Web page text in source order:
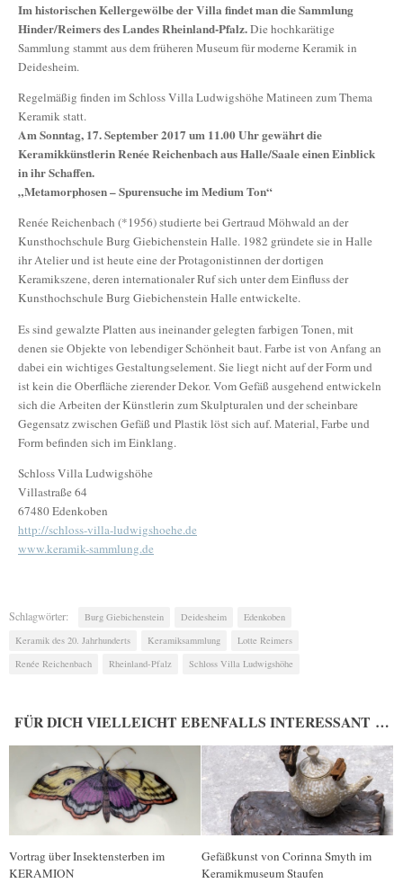
Im historischen Kellergewölbe der Villa findet man die Sammlung
Hinder/Reimers des Landes Rheinland-Pfalz.Die hochkarätige
Sammlung stammt aus dem früheren Museum für moderne Keramik in
Deidesheim.
Regelmäßig finden im Schloss Villa Ludwigshöhe Matineen zum Thema
Keramik statt.
Am Sonntag, 17. September 2017 um 11.00 Uhr gewährt die
Keramikkünstlerin Renée Reichenbach aus Halle/Saale einen Einblick
in ihr Schaffen.
„Metamorphosen – Spurensuche im Medium Ton“
Renée Reichenbach (*1956) studierte bei Gertraud Möhwald an der
Kunsthochschule Burg Giebichenstein Halle. 1982 gründete sie in Halle
ihr Atelier und ist heute eine der Protagonistinnen der dortigen
Keramikszene, deren internationaler Ruf sich unter dem Einfluss der
Kunsthochschule Burg Giebichenstein Halle entwickelte.
Es sind gewalzte Platten aus ineinander gelegten farbigen Tonen, mit
denen sie Objekte von lebendiger Schönheit baut. Farbe ist von Anfang an
dabei ein wichtiges Gestaltungselement. Sie liegt nicht auf der Form und
ist kein die Oberfläche zierender Dekor. Vom Gefäß ausgehend entwickeln
sich die Arbeiten der Künstlerin zum Skulpturalen und der scheinbare
Gegensatz zwischen Gefäß und Plastik löst sich auf. Material, Farbe und
Form befinden sich im Einklang.
Schloss Villa Ludwigshöhe
Villastraße 64
67480 Edenkoben
http://schloss-villa-ludwigshoehe.de
www.keramik-sammlung.de
Schlagwörter: Burg Giebichenstein Deidesheim
Edenkoben
Keramik des 20. Jahrhunderts
Keramiksammlung
Lotte Reimers
Renée Reichenbach
Rheinland-Pfalz Schloss Villa Ludwigshöhe
FÜR DICH VIELLEICHT EBENFALLS INTERESSANT …
Vortrag über Insektensterben im
KERAMION
Gefäßkunst von Corinna Smyth im
Keramikmuseum Staufen